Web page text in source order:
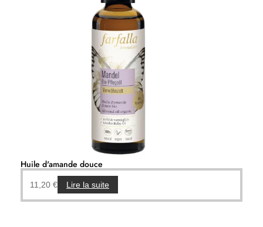
Huile d'amande douce
11,20 € Lire la suite